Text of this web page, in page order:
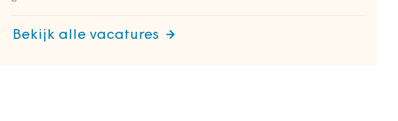
Bekijk alle vacatures